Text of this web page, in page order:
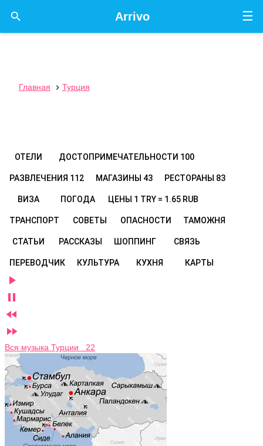
☰
Arrivo

Главная  Турция
ОТЕЛИ ДОСТОПРИМЕЧАТЕЛЬНОСТИ 100
РАЗВЛЕЧЕНИЯ 112 МАГАЗИНЫ 43 РЕСТОРАНЫ 83
ВИЗА ПОГОДА ЦЕНЫ 1 TRY = 1.65 RUB
ТРАНСПОРТ СОВЕТЫ ОПАСНОСТИ ТАМОЖНЯ
СТАТЬИ РАССКАЗЫ ШОППИНГ СВЯЗЬ
ПЕРЕВОДЧИК КУЛЬТУРА КУХНЯ КАРТЫ




Вся музыка Турции 22